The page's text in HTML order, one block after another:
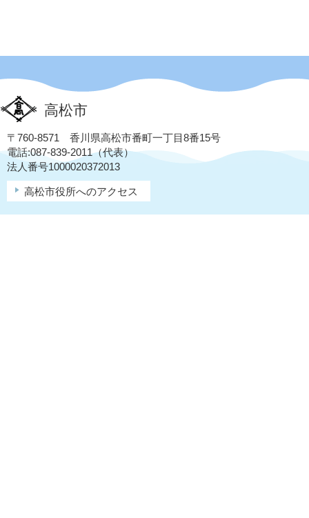
高松市
〒760-8571 香川県高松市番町一丁目8番15号
電話:087-839-2011（代表）
法人番号1000020372013
高松市役所へのアクセス